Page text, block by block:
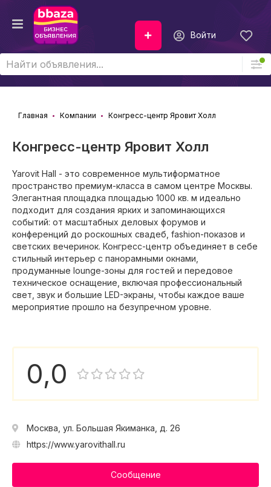
Войти
Главная Компании Конгресс-центр Яровит Холл
Конгресс-центр Яровит Холл
Yarovit Hall - это современное мультиформатное
пространство премиум-класса в самом центре Москвы.
Элегантная площадка площадью 1000 кв. м идеально
подходит для создания ярких и запоминающихся
событий: от масштабных деловых форумов и
конференций до роскошных свадеб, fashion-показов и
светских вечеринок. Конгресс-центр объединяет в себе
стильный интерьер с панорамными окнами,
продуманные lounge-зоны для гостей и передовое
техническое оснащение, включая профессиональный
свет, звук и большие LED-экраны, чтобы каждое ваше
мероприятие прошло на безупречном уровне.
0,0
Москва, ул. Большая Якиманка, д. 26
https://www.yarovithall.ru
Сообщение